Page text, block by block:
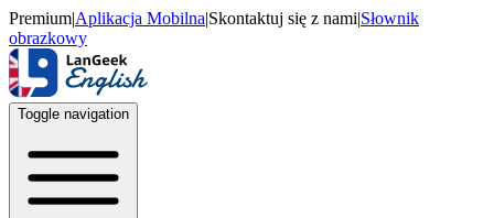
Premium|Aplikacja Mobilna|Skontaktuj się z nami|Słownik
obrazkowy
Toggle navigation